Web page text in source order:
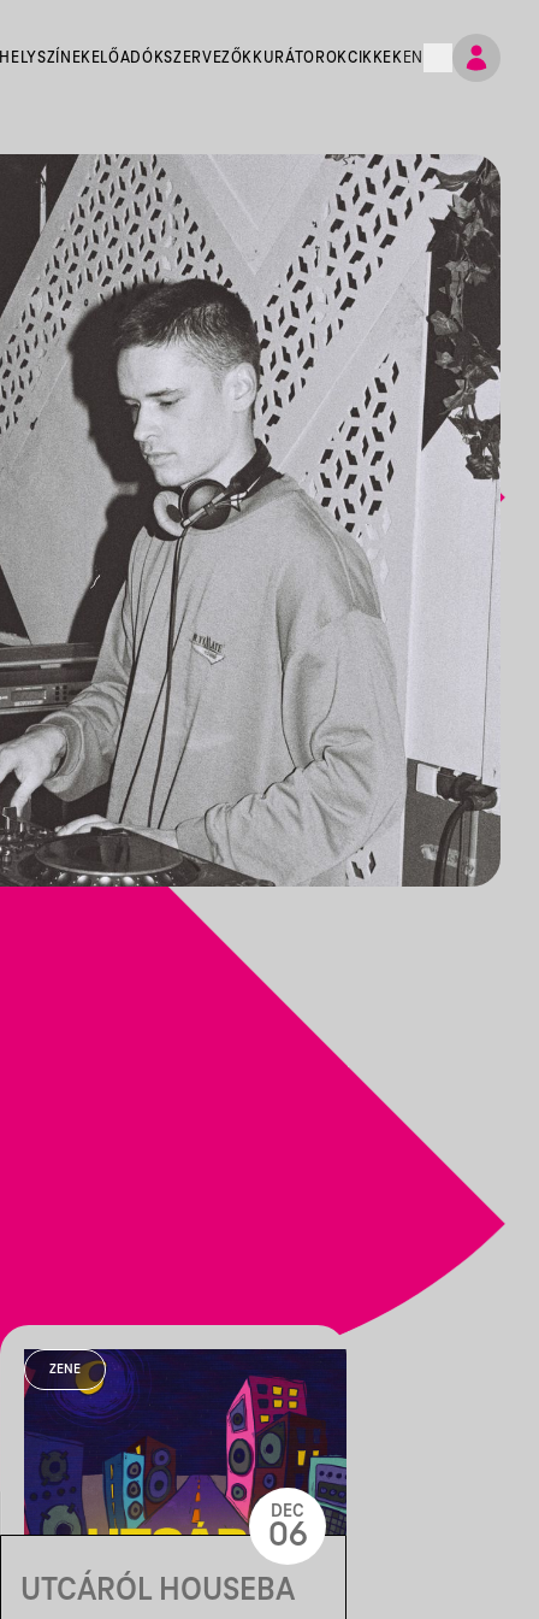
HELYSZÍNEK ELŐADÓKSZERVEZŐK KURÁTOROKCIKKEK EN
ZENE
UTCÁRÓL HOUSEBA
DEC
06